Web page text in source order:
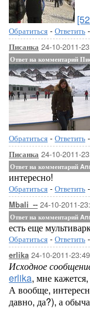
Обратиться - Ответить -
Писанка 24-10-2011-
Ответ на комментарий
Обратиться - Ответить -
Писанка 24-10-2011-
Ответ на комментарий
интересно!
Обратиться - Ответить -
Mbali_-- 24-10-2011-
Ответ на комментарий
есть еще
Обратиться - Ответить -
erlika 24-10-2011-23:49
Исходное
erlika, мне
А вообще,
давно, да?), а